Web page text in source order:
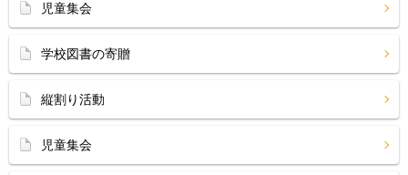
児童集会
学校図書の寄贈
縦割り活動
児童集会